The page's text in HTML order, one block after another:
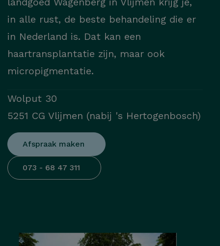
in alle rust, de beste behandeling die er
in Nederland is. Dat kan een
haartransplantatie zijn, maar ook
micropigmentatie.
Wolput 30
5251 CG Vlijmen (nabij 's Hertogenbosch)
Afspraak maken
073 - 68 47 311